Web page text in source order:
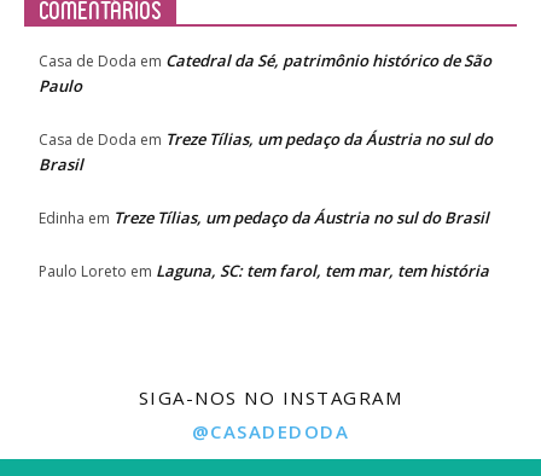
Comentários
Casa de Doda em Catedral da Sé, patrimônio histórico de São
Paulo
Casa de Doda em Treze Tílias, um pedaço da Áustria no sul do
Brasil
Edinha em Treze Tílias, um pedaço da Áustria no sul do Brasil
Paulo Loreto em Laguna, SC: tem farol, tem mar, tem história
SIGA-NOS NO INSTAGRAM
@CASADEDODA